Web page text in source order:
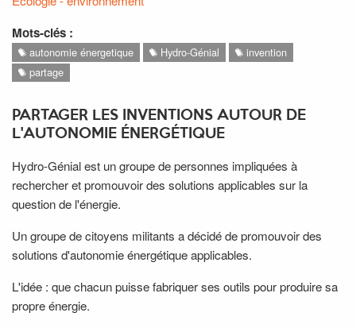
Mots-clés :
autonomie énergetique Hydro-Génial
invention
partage
PARTAGER LES INVENTIONS AUTOUR DE
L'AUTONOMIE ÉNERGÉTIQUE
Hydro-Génial est un groupe de personnes impliquées à
rechercher et promouvoir des solutions applicables sur la
question de l'énergie.
Un groupe de citoyens militants a décidé de promouvoir des
solutions d'autonomie énergétique applicables.
L'idée : que chacun puisse fabriquer ses outils pour produire sa
propre énergie.